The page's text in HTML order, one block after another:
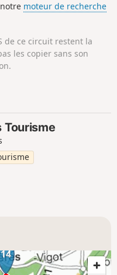
moteur de recherche
de ce circuit restent la
les copier sans son
Tourisme
14